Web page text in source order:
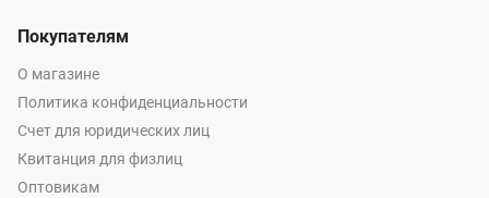
Покупателям
О магазине
Политика конфиденциальности
Счет для юридических лиц
Квитанция для физлиц
Оптовикам